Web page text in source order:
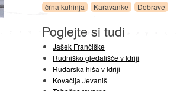
črna kuhinja
Karavanke Dobrave
Poglejte si tudi
Jašek Frančiške
Rudniško gledališče v Idriji
Rudarska hiša v Idriji
Kovačija Jevaniš